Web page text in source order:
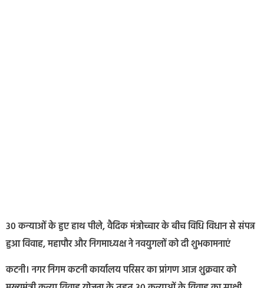
30 कन्याओं के हुए हाथ पीले, वैदिक मंत्रोच्चार के बीच विधि विधान से संपन्न
हुआ विवाह, महापौर और निगमाध्यक्ष ने नवयुगलों को दी शुभकामनाएं
कटनी। नगर निगम कटनी कार्यालय परिसर का प्रांगण आज शुक्रवार को